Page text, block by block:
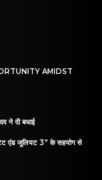
AMIDST
ने दी बधाई
एंड जूलियट 3” के सहयोग से